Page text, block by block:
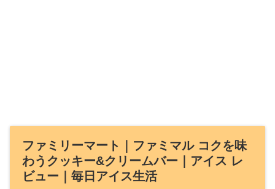
ファミリーマート｜ファミマル コクを味
わうクッキー&クリームバー｜アイス レ
ビュー｜毎日アイス生活